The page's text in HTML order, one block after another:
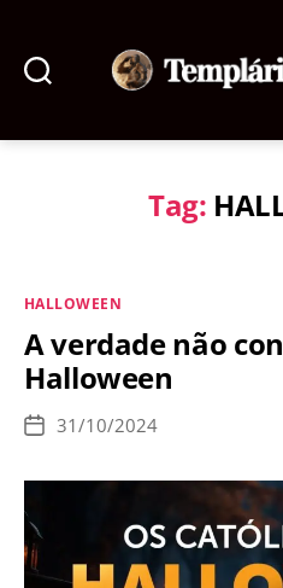
Tag:
Categorias
HALLOWEEN
A verdade não
Halloween
Data
publicação
31/10/2024